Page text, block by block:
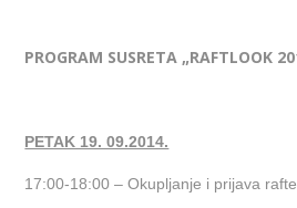
PROGRAM SUSRETA „RAFTLOOK
PETAK 19. 09.2014.
17:00-18:00– Okupljanje i prijava